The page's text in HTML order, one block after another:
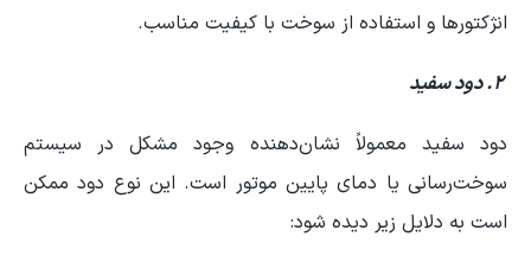
انژکتورها و استفاده از سوخت با کیفیت مناسب.
۲. دود سفید
دود سفید معمولاً نشان‌دهنده وجود مشکل در سیستم
سوخت‌رسانی یا دمای پایین موتور است. این نوع دود ممکن
است به دلایل زیر دیده شود: